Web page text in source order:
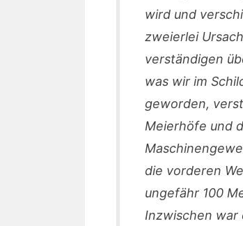
wird und
zweierlei
verständigen
was wir im
geworden,
Meierhöfe und
die vorderen
ungefähr 100
Inzwischen war